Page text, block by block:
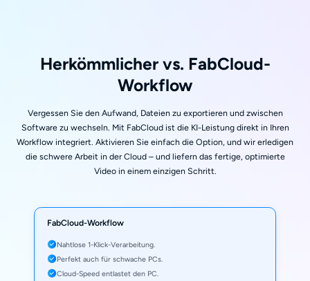
Herkömmlicher vs. FabCloud-
Workflow
Vergessen Sie den Aufwand, Dateien zu exportieren und zwischen
Software zu wechseln. Mit FabCloud ist die KI-Leistung direkt in Ihren
Workflow integriert. Aktivieren Sie einfach die Option, und wir erledigen
die schwere Arbeit in der Cloud – und liefern das fertige, optimierte
Video in einem einzigen Schritt.
FabCloud-Workflow
Nahtlose 1-Klick-Verarbeitung.
Perfekt auch für schwache PCs.
Cloud-Speed entlastet den PC.